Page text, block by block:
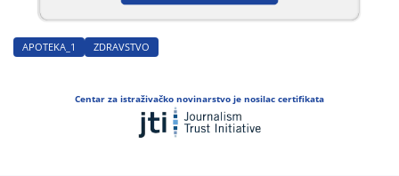
APOTEKA_1 ZDRAVSTVO
Centar za istraživačko novinarstvo je nosilac certifikata